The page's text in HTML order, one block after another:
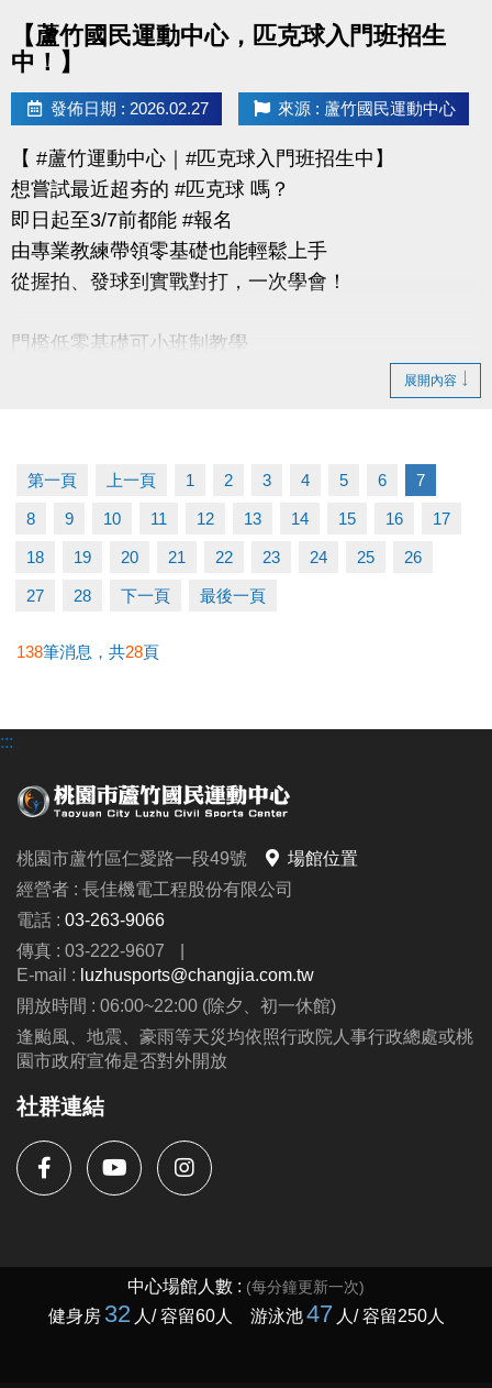
【蘆竹國民運動中心，匹克球入門班招生
中！】
發佈日期 : 2026.02.27 來源 : 蘆竹國民運動中心
【 #蘆竹運動中心｜#匹克球入門班招生中】
想嘗試最近超夯的 #匹克球 嗎？
即日起至3/7前都能 #報名
由專業教練帶領零基礎也能輕鬆上手
從握拍、發球到實戰對打，一次學會！
門檻低零基礎可小班制教學
◆課程費用｜$3,500／期（一期7堂）
◆上課地點｜蘆竹運動中心
◆名額有限｜額滿為止
使用APP報名時，請先進入「羽球課程」頁面，
【 報名優惠 】
報名同門3、4月期課程享9折優惠（限臨櫃報名）
——— ◎ 注意事項 ◎ ———
(一) 9折優惠限臨櫃報名。
(二) 課程費用：$3,500／期，一期7堂。
(三) 請穿著運動服裝、鞋底乾淨之運動鞋，並攜帶水
壺、毛巾及課程相關用具。
(四) 欲轉班者請至櫃檯辦理，每人僅限辦理乙次。
(五) 活動場內禁止飲食（除運動飲料及水）。
(七) 主辦單位保有延期舉辦活動、調整場地及最終釋
疑等權利。
(八) 如有未盡事宜，依現場告示為主。
展開內容
第一頁 上一頁 1 2 3 4 5 6 7
8 9 10 11 12 13 14 15 16 17
18 19 20 21 22 23 24 25 26
27 28 下一頁 最後一頁
138筆消息，共28頁
:::
桃園市蘆竹區仁愛路一段49號
場館位置
經營者 : 長佳機電工程股份有限公司
電話 : 03-263-9066
傳真 : 03-222-9607
|
E-mail : luzhusports@changjia.com.tw
開放時間 : 06:00~22:00 (除夕、初一休館)
逢颱風、地震、豪雨等天災均依照行政院人事行政總處或桃
園市政府宣佈是否對外開放
社群連結